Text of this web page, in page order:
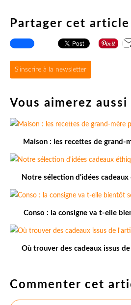
Partager cet article
S'inscrire à la newsletter
Vous aimerez aussi
Maison : les recettes de grand-
Notre sélection d'idées
Conso : la consigne va t-elle
Où trouver des cadeaux issus
Commenter cet